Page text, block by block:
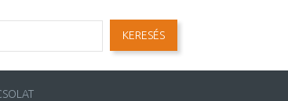
KERESÉS